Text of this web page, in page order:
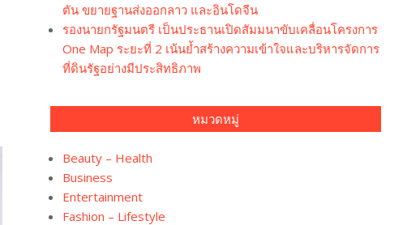
ตัน ขยายฐานส่งออกลาว และอินโดจีน
รองนายกรัฐมนตรี เป็นประธานเปิดสัมมนาขับเคลื่อนโครงการ
One Map ระยะที่ 2 เน้นย้ำสร้างความเข้าใจและบริหารจัดการ
ที่ดินรัฐอย่างมีประสิทธิภาพ
หมวดหมู่
Beauty – Health
Business
Entertainment
Fashion – Lifestyle